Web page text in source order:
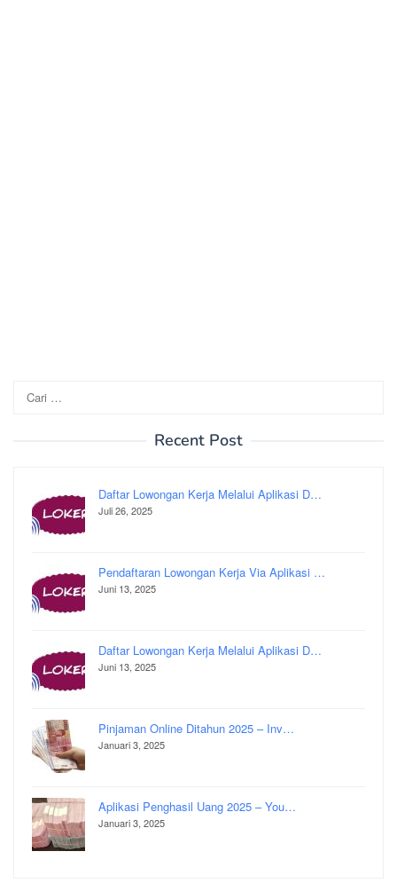
untuk:
Recent Post
Daftar Lowongan Kerja Melalui Aplikasi D…
Juli 26, 2025
Pendaftaran Lowongan Kerja Via Aplikasi …
Juni 13, 2025
Daftar Lowongan Kerja Melalui Aplikasi D…
Juni 13, 2025
Pinjaman Online Ditahun 2025 – Inv…
Januari 3, 2025
Aplikasi Penghasil Uang 2025 – You…
Januari 3, 2025